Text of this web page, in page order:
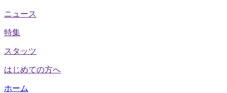
ニュース
特集
スタッツ
はじめての方へ
ホーム